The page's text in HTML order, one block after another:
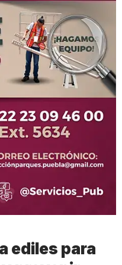
ediles para